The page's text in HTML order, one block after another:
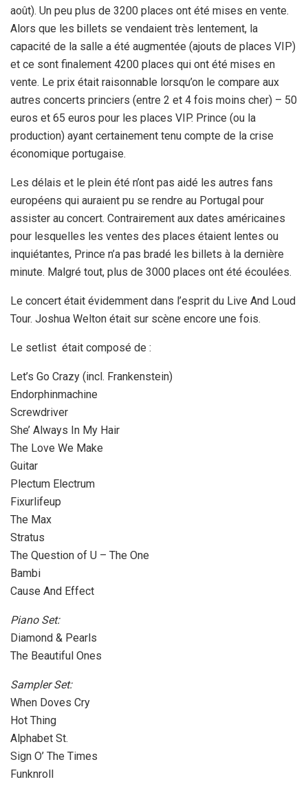
août). Un peu plus de 3200 places ont été mises en vente.
Alors que les billets se vendaient très lentement, la
capacité de la salle a été augmentée (ajouts de places VIP)
et ce sont finalement 4200 places qui ont été mises en
vente. Le prix était raisonnable lorsqu’on le compare aux
autres concerts princiers (entre 2 et 4 fois moins cher) – 50
euros et 65 euros pour les places VIP. Prince (ou la
production) ayant certainement tenu compte de la crise
économique portugaise.
Les délais et le plein été n’ont pas aidé les autres fans
européens qui auraient pu se rendre au Portugal pour
assister au concert. Contrairement aux dates américaines
pour lesquelles les ventes des places étaient lentes ou
inquiétantes, Prince n’a pas bradé les billets à la dernière
minute. Malgré tout, plus de 3000 places ont été écoulées.
Le concert était évidemment dans l’esprit du Live And Loud
Tour. Joshua Welton était sur scène encore une fois.
Le setlist était composé de :
Let’s Go Crazy (incl. Frankenstein)
Endorphinmachine
Screwdriver
She’ Always In My Hair
The Love We Make
Guitar
Plectum Electrum
Fixurlifeup
The Max
Stratus
The Question of U – The One
Bambi
Cause And Effect
Piano Set:
Diamond & Pearls
The Beautiful Ones
Sampler Set:
When Doves Cry
Hot Thing
Alphabet St.
Sign O’ The Times
Funknroll